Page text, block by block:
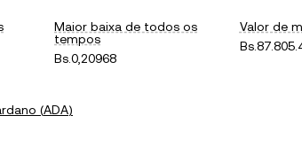
Maior baixa de todos os
tempos
Bs.0,20968
Valor de
(ADA)